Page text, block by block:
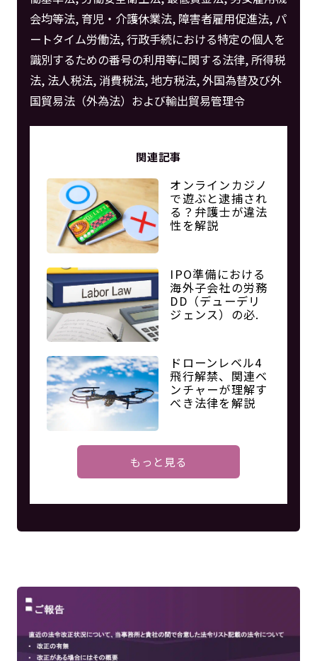
会均等法, 育児・介護休業法, 障害者雇用促進法, パ
ートタイム労働法, 行政手続における特定の個人を
識別するための番号の利用等に関する法律, 所得税
法, 法人税法, 消費税法, 地方税法, 外国為替及び外
国貿易法（外為法）および輸出貿易管理令
関連記事
オンラインカジノ
で遊ぶと逮捕され
る？弁護士が違法
性を解説
IPO準備における
海外子会社の労務
DD（デューデリ
ジェンス）の必.
ドローンレベル4
飛行解禁、関連ベ
ンチャーが理解す
べき法律を解説
もっと見る